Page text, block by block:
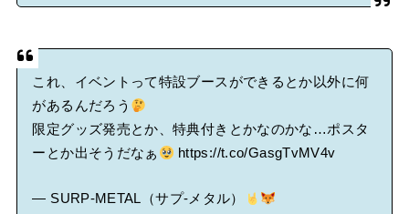
これ、イベントって特設ブースができるとか以外に何
があるんだろう
限定グッズ発売とか、特典付きとかなのかな…ポスタ
ーとか出そうだなぁ
https://t.co/GasgTvMV4v
— SURP-METAL（サプ-メタル）